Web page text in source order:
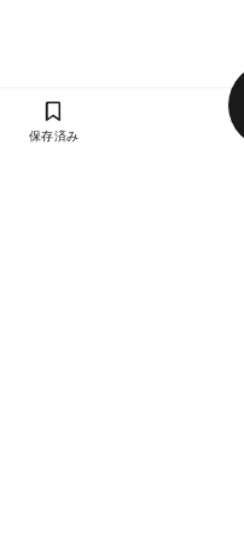
保存済み